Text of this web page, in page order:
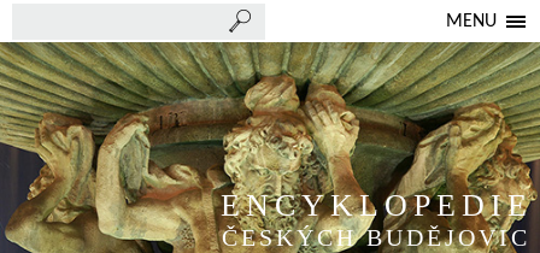
MENU
ENCYKLOPEDIE
ČESKÝCH BUDĚJOVIC